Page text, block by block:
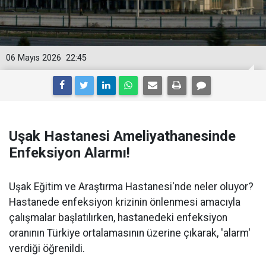
22:45
06 Mayıs 2026
Uşak Hastanesi Ameliyathanesinde
Enfeksiyon Alarmı!
Uşak Eğitim ve Araştırma Hastanesi'nde neler oluyor?
Hastanede enfeksiyon krizinin önlenmesi amacıyla
çalışmalar başlatılırken, hastanedeki enfeksiyon
oranının Türkiye ortalamasının üzerine çıkarak, 'alarm'
verdiği öğrenildi.